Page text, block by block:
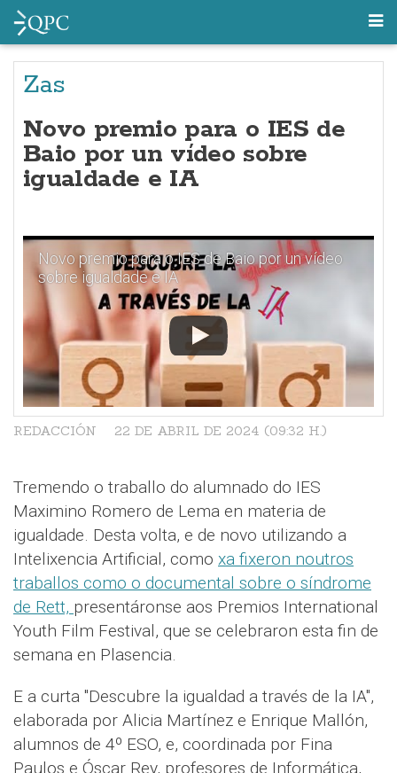
Zas
Novo premio para o IES de
Baio por un vídeo sobre
igualdade e IA
Novo premio para o IES de Baio por un vídeo
sobre igualdade e IA
22 DE ABRIL DE 2024 (09:32 H.)
REDACCIÓN
Tremendo o traballo do alumnado do IES
Maximino Romero de Lema en materia de
igualdade. Desta volta, e de novo utilizando a
Intelixencia Artificial, como xa fixeron noutros
traballos como o documental sobre o síndrome
de Rett, presentáronse aos Premios International
Youth Film Festival, que se celebraron esta fin de
semana en Plasencia.
E a curta "Descubre la igualdad a través de la IA",
elaborada por Alicia Martínez e Enrique Mallón,
alumnos de 4º ESO, e, coordinada por Fina
Paulos e Óscar Rey, profesores de Informática,